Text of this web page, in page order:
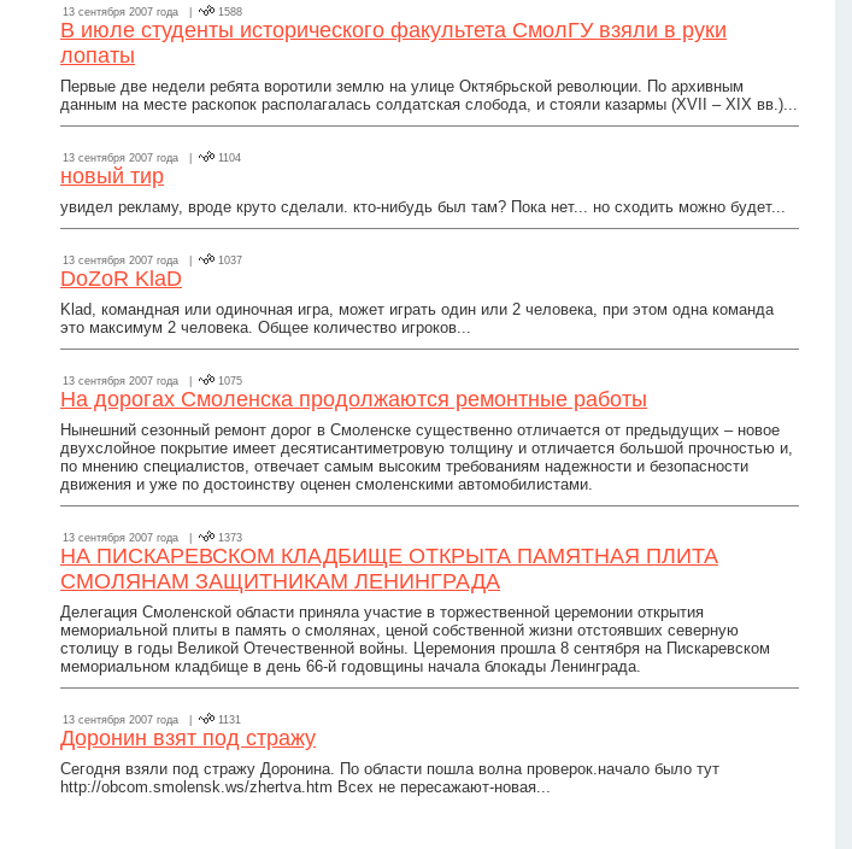
13 сентября 2007 года | 1588
В июле студенты исторического факультета СмолГУ взяли в руки
лопаты
Первые две недели ребята воротили землю на улице Октябрьской революции. По архивным
данным на месте раскопок располагалась солдатская слобода, и стояли казармы (XVII – XIX вв.)...
13 сентября 2007 года | 1104
новый тир
увидел рекламу, вроде круто сделали. кто-нибудь был там? Пока нет... но сходить можно будет...
13 сентября 2007 года | 1037
DoZoR KlaD
Klad, командная или одиночная игра, может играть один или 2 человека, при этом одна команда
это максимум 2 человека. Общее количество игроков...
13 сентября 2007 года | 1075
На дорогах Смоленска продолжаются ремонтные работы
Нынешний сезонный ремонт дорог в Смоленске существенно отличается от предыдущих – новое
двухслойное покрытие имеет десятисантиметровую толщину и отличается большой прочностью и,
по мнению специалистов, отвечает самым высоким требованиям надежности и безопасности
движения и уже по достоинству оценен смоленскими автомобилистами.
13 сентября 2007 года | 1373
НА ПИСКАРЕВСКОМ КЛАДБИЩЕ ОТКРЫТА ПАМЯТНАЯ ПЛИТА
СМОЛЯНАМ ЗАЩИТНИКАМ ЛЕНИНГРАДА
Делегация Смоленской области приняла участие в торжественной церемонии открытия
мемориальной плиты в память о смолянах, ценой собственной жизни отстоявших северную
столицу в годы Великой Отечественной войны. Церемония прошла 8 сентября на Пискаревском
мемориальном кладбище в день 66-й годовщины начала блокады Ленинграда.
13 сентября 2007 года | 1131
Доронин взят под стражу
Сегодня взяли под стражу Доронина. По области пошла волна проверок.начало было тут
http://obcom.smolensk.ws/zhertva.htm Всех не пересажают-новая...